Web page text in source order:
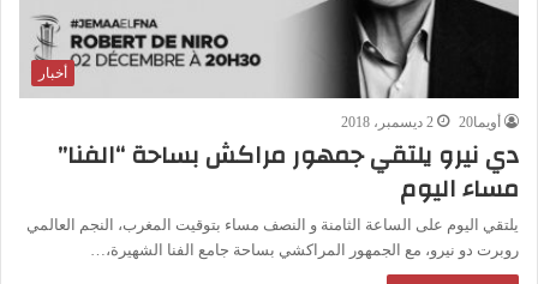
أخبار
أويما20 2 ديسمبر، 2018
دي نيرو يلتقي جمهور مراكش بساحة “الفنا”
مساء اليوم
يلتقي اليوم على الساعة الثامنة و النصف مساء بتوقيت المغرب، النجم العالمي
روبرت دو نيرو، مع الجمهور المراكشي بساحة جامع الفنا الشهيرة،…